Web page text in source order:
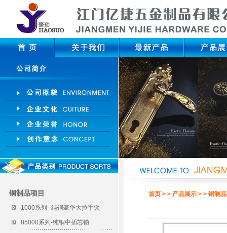
铜制品项目
1000系列--纯铜豪华大拉手锁
85000系列-纯铜中插芯锁
首页 > > 产品展示 > > 铜制